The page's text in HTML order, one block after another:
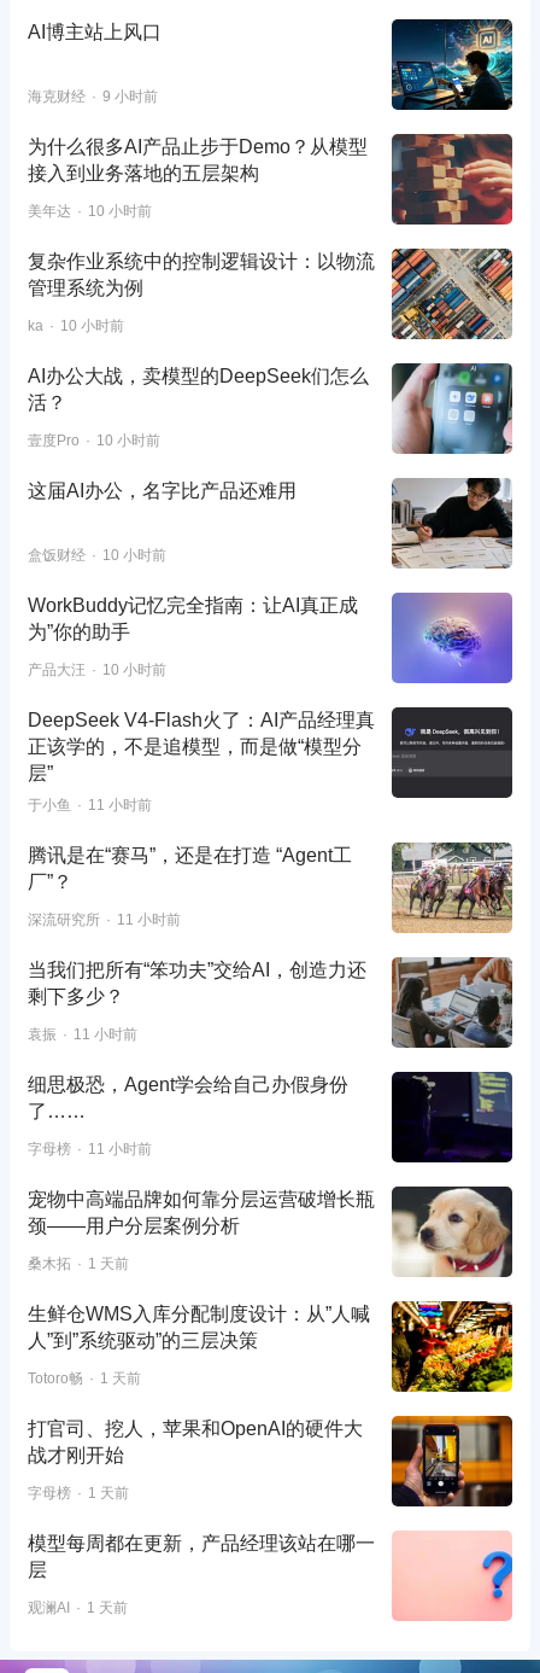
AI博主站上风口
海克财经 9 小时前
为什么很多AI产品止步于Demo？从模型
接入到业务落地的五层架构
美年达 10 小时前
复杂作业系统中的控制逻辑设计：以物流
管理系统为例
ka 10 小时前
AI办公大战，卖模型的DeepSeek们怎么
活？
壹度Pro 10 小时前
这届AI办公，名字比产品还难用
盒饭财经 10 小时前
WorkBuddy记忆完全指南：让AI真正成
为”你的助手
产品大汪 10 小时前
DeepSeek V4-Flash火了：AI产品经理真
正该学的，不是追模型，而是做“模型分
层”
于小鱼 11 小时前
腾讯是在“赛马”，还是在打造 “Agent工
厂”？
深流研究所 11 小时前
当我们把所有“笨功夫”交给AI，创造力还
剩下多少？
袁振 11 小时前
细思极恐，Agent学会给自己办假身份
了……
字母榜 11 小时前
宠物中高端品牌如何靠分层运营破增长瓶
颈——用户分层案例分析
桑木拓 1 天前
生鲜仓WMS入库分配制度设计：从”人喊
人”到”系统驱动”的三层决策
Totoro畅 1 天前
打官司、挖人，苹果和OpenAI的硬件大
战才刚开始
字母榜 1 天前
模型每周都在更新，产品经理该站在哪一
层
观澜AI 1 天前